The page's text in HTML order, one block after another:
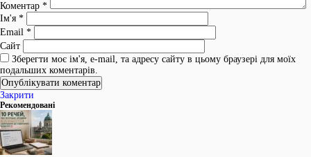
Коментар *
Ім'я *
Email *
Сайт
Зберегти моє ім'я, e-mail, та адресу сайту в цьому браузері для моїх
подальших коментарів.
Закрити
Рекомендовані